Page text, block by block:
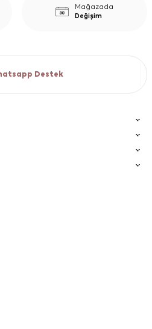
Mağazada
Değişim
Destek